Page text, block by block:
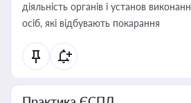
діяльність органів і установ
осіб, які відбувають покарання